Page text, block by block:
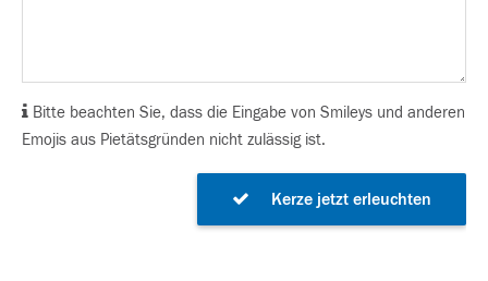
Bitte beachten Sie, dass die Eingabe von Smileys und anderen
Emojis aus Pietätsgründen nicht zulässig ist.
Kerze jetzt erleuchten